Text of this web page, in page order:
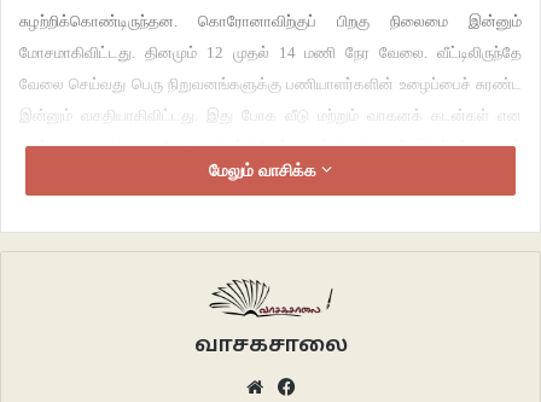
சுழற்றிக்கொண்டிருந்தன. கொரோனாவிற்குப் பிறகு நிலைமை இன்னும்
மோசமாகிவிட்டது. தினமும் 12 முதல் 14 மணி நேர வேலை. வீட்டிலிருந்தே
வேலை செய்வது பெரு நிறுவனங்களுக்கு பணியாளர்களின் உழைப்பைச் சுரண்ட
இன்னும் வசதியாகிவிட்டது. இது போக வீடு மற்றும் வாகனக் கடன்கள் என
எதற்காக யாருக்காக வேலை செய்கிறேன் எனத் தெரியாமல் இலக்கற்று ஓடிக்
கொண்டிருக்கிறேன். ஆனால், நல்ல சம்பளம். அந்த ஒன்றிக்காகத்தான்
இரண்டு வாரங்கள் ஆகி சிறப்பான விமர்சனங்களையும், வரவேற்பையும் பெற்று
புதிய நடிகரின் படமென்றாலும் நல்ல கூட்டம். பல நாட்கள் கழித்து என்னை மறந்து
மேலும் வாசிக்க
வாசகசாலை
Website